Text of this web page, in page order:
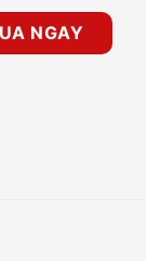
GM-N3G86-
NGAY